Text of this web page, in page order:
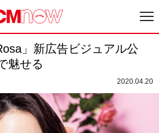
」新広告ビジュアル公
魅せる
2020.04.20